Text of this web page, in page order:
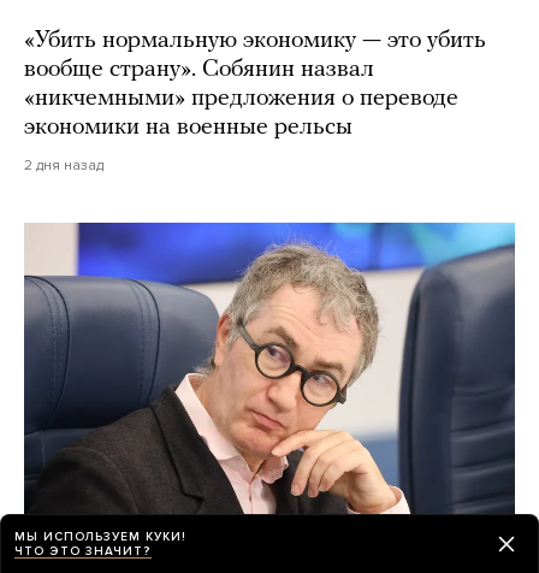
«Убить нормальную экономику — это убить
вообще страну». Собянин назвал
«никчемными» предложения о переводе
экономики на военные рельсы
2 дня назад
МЫ ИСПОЛЬЗУЕМ КУКИ!
ЧТО ЭТО ЗНАЧИТ?